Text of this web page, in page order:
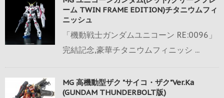
ーム TWIN FRAME EDITION)チタニウムフィ
ニッシュ
「機動戦士ガンダムユニコーン RE:0096」
完結記念,豪華チタニウムフィニッシ ...
MG 高機動型ザク "サイコ・ザク"Ver.Ka
(GUNDAM THUNDERBOLT版)